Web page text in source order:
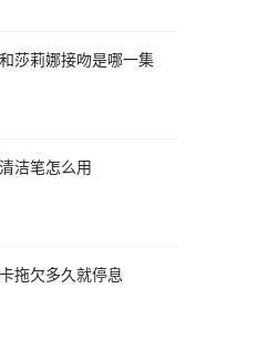
莎莉娜接吻是哪一集
洁笔怎么用
拖欠多久就停息